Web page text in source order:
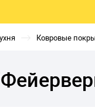
Ковровые